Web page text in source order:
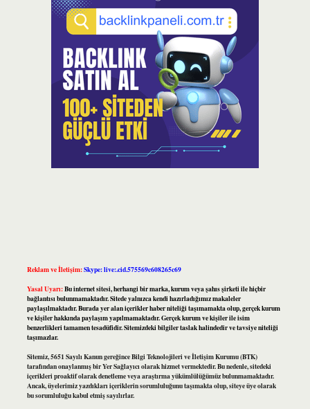
Reklam ve İletişim:Skype: live:.cid.575569c608265c69
Yasal Uyarı:Bu internet sitesi, herhangi bir marka, kurum veya şahıs şirketi ile hiçbir
bağlantısı bulunmamaktadır. Sitede yalnızca kendi hazırladığımız makaleler
paylaşılmaktadır. Burada yer alan içerikler haber niteliği taşımamakta olup, gerçek kurum
ve kişiler hakkında paylaşım yapılmamaktadır. Gerçek kurum ve kişiler ile isim
benzerlikleri tamamen tesadüfidir. Sitemizdeki bilgiler taslak halindedir ve tavsiye niteliği
taşımazlar.
Sitemiz, 5651 Sayılı Kanun gereğince Bilgi Teknolojileri ve İletişim Kurumu (BTK)
tarafından onaylanmış bir Yer Sağlayıcı olarak hizmet vermektedir. Bu nedenle, sitedeki
içerikleri proaktif olarak denetleme veya araştırma yükümlülüğümüz bulunmamaktadır.
Ancak, üyelerimiz yazdıkları içeriklerin sorumluluğunu taşımakta olup, siteye üye olarak
bu sorumluluğu kabul etmiş sayılırlar.